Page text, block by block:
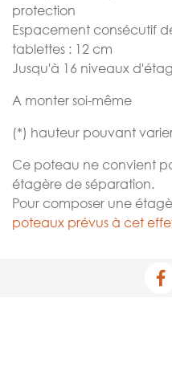
protection
Espacement consécutif
tablettes : 12 cm
Jusqu'à 16 niveaux
A monter soi-même
(*) hauteur pouvant
Ce poteau ne convient
étagère de séparation.
Pour composer une
poteaux prévus à cet